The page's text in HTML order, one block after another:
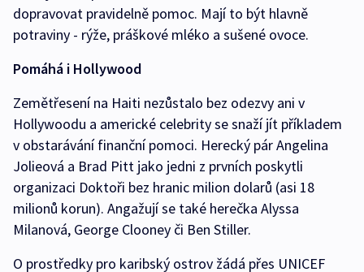
dopravovat pravidelně pomoc. Mají to být hlavně
potraviny - rýže, práškové mléko a sušené ovoce.
Pomáhá i Hollywood
Zemětřesení na Haiti nezůstalo bez odezvy ani v
Hollywoodu a americké celebrity se snaží jít příkladem
v obstarávání finanční pomoci. Herecký pár Angelina
Jolieová a Brad Pitt jako jedni z prvních poskytli
organizaci Doktoři bez hranic milion dolarů (asi 18
milionů korun). Angažují se také herečka Alyssa
Milanová, George Clooney či Ben Stiller.
O prostředky pro karibský ostrov žádá přes UNICEF